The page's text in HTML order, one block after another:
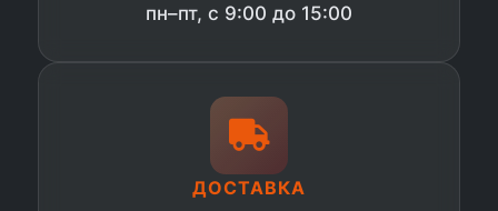
пн–пт, с 9:00 до 15:00
ДОСТАВКА